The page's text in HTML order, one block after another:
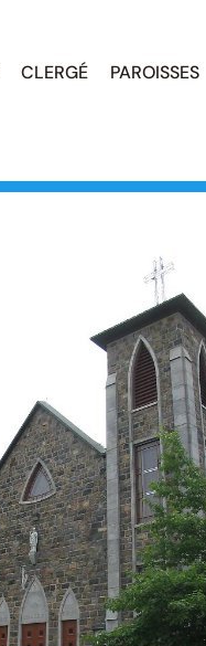
CLERGÉ PAROISSES